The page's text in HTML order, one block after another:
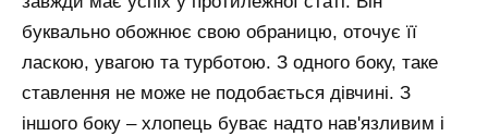
буквально обожнює свою обраницю, оточує її
ласкою, увагою та турботою. З одного боку, таке
ставлення не може не подобається дівчині. З
іншого боку – хлопець буває надто нав'язливим і